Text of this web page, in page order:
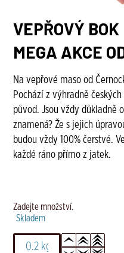
VEPŘOVÝ
MEGA AKCE
Na vepřové maso od
Pochází z výhradně
původ. Jsou vždy důkladně
znamená? Že s jejich
budou vždy 100% čerstvé.
každé ráno přímo z jatek.
Zadejte množství.
Skladem